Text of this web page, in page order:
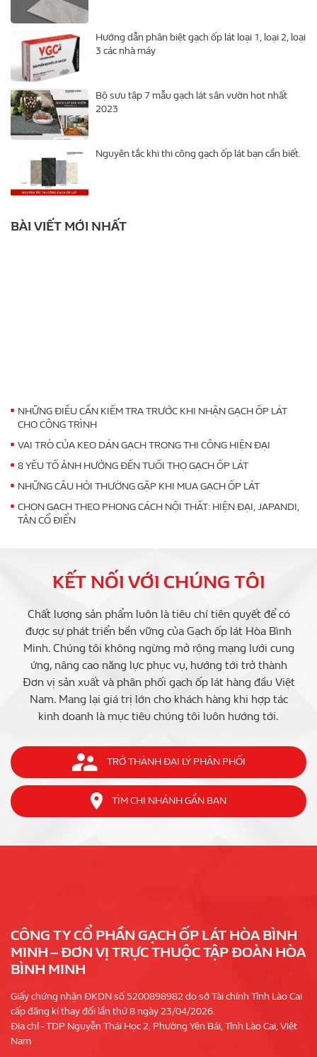
Hướng dẫn phân biệt gạch ốp lát loại 1, loại 2, loại
3 các nhà máy
Bộ sưu tập 7 mẫu gạch lát sân vườn hot nhất
2023
Nguyên tắc khi thi công gạch ốp lát bạn cần biết.
BÀI VIẾT MỚI NHẤT
NHỮNG ĐIỀU CẦN KIỂM TRA TRƯỚC KHI NHẬN GẠCH ỐP LÁT
CHO CÔNG TRÌNH
VAI TRÒ CỦA KEO DÁN GẠCH TRONG THI CÔNG HIỆN ĐẠI
8 YẾU TỐ ẢNH HƯỞNG ĐẾN TUỔI THỌ GẠCH ỐP LÁT
NHỮNG CÂU HỎI THƯỜNG GẶP KHI MUA GẠCH ỐP LÁT
CHỌN GẠCH THEO PHONG CÁCH NỘI THẤT: HIỆN ĐẠI, JAPANDI,
TÂN CỔ ĐIỂN
KẾT NỐI VỚI CHÚNG TÔI
Chất lượng sản phẩm luôn là tiêu chí tiên quyết để có
được sự phát triển bền vững của Gạch ốp lát Hòa Bình
Minh. Chúng tôi không ngừng mở rộng mạng lưới cung
ứng, nâng cao năng lực phục vụ, hướng tới trở thành
Đơn vị sản xuất và phân phối gạch ốp lát hàng đầu Việt
Nam. Mang lại giá trị lớn cho khách hàng khi hợp tác
kinh doanh là mục tiêu chúng tôi luôn hướng tới.
TRỞ THÀNH ĐẠI LÝ PHÂN PHỐI
TÌM CHI NHÁNH GẦN BẠN
CÔNG TY CỔ PHẦN GẠCH ỐP LÁT HÒA BÌNH
MINH – ĐƠN VỊ TRỰC THUỘC TẬP ĐOÀN HÒA
BÌNH MINH
Giấy chứng nhận ĐKDN số 5200898982 do sở Tài chính Tỉnh Lào Cai
cấp đăng kí thay đổi lần thứ 8 ngày 23/04/2026.
Địa chỉ - TDP Nguyễn Thái Học 2, Phường Yên Bái, Tỉnh Lào Cai, Việt
Nam